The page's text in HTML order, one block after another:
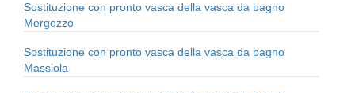
Sostituzione con pronto vasca della vasca da bagno
Mergozzo
Sostituzione con pronto vasca della vasca da bagno
Massiola